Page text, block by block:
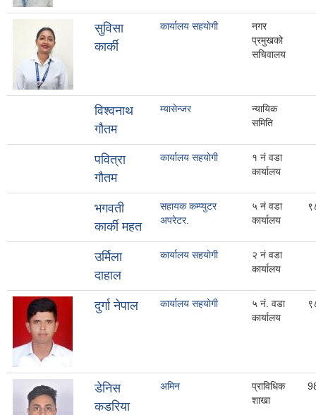
सुविसा
कार्की
कार्यालय सहयाेगी
नगर
प्रमुखको
सचिवालय
विश्वनाथ
गौतम
म्यासेन्जर
न्यायिक
समिति
पवित्रा
गौतम
कार्यालय सहयाेगी
१ नं वडा
कार्यालय
भगवती
कार्की महत
सहायक कम्प्युटर
अपरेटर.
५ नं वडा
कार्यालय
उर्मिला
दाहाल
कार्यालय सहयाेगी
२ नं वडा
कार्यालय
दुर्गा नेपाल कार्यालय सहयाेगी
५ नं. वडा
कार्यालय
डेनिस
कडरिया
अमिन
प्राविधिक
शाखा